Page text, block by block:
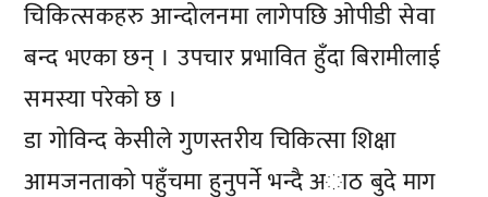
चिकित्सकहरु आन्दोलनमा लागेपछि ओपीडी सेवा
बन्द भएका छन् । उपचार प्रभावित हुँदा बिरामीलाई
समस्या परेको छ ।
डा गोविन्द केसीले गुणस्तरीय चिकित्सा शिक्षा
आमजनताको पहुँचमा हुनुपर्ने भन्दै अाठ बुदे माग